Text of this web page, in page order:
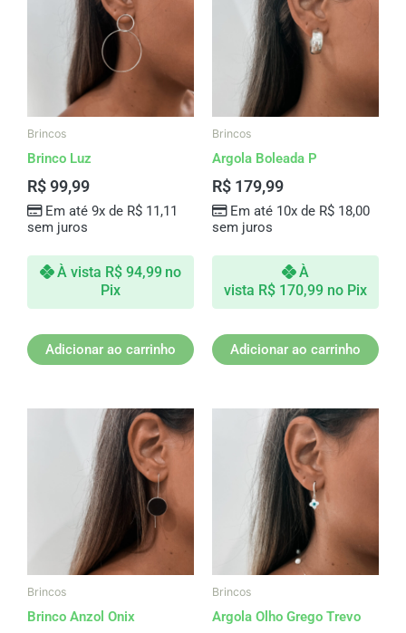
Brincos
Brinco Luz
R$99,99
Em até 9x de R$11,11
sem juros
À vista R$94,99 no
Pix
Adicionar ao carrinho
Brincos
Argola Boleada P
R$ 179,99
Em até 10x de R$18,00
sem juros
À
vista R$ 170,99 no Pix
Adicionar ao carrinho
Brincos
Brinco Anzol Onix
Brincos
Argola Olho Grego Trevo